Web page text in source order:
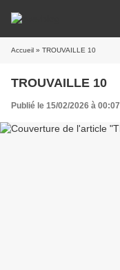
Accueil » TROUVAILLE 10
TROUVAILLE 10
Publié le 15/02/2026 à 00:07